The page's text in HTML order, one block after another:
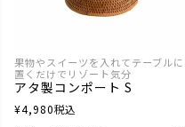
果物やスイーツを入れてテーブルに
置くだけでリゾート気分
アタ製コンポート S
¥4,980税込